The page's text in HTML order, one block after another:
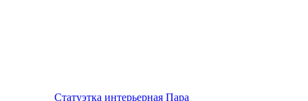
Статуэтка интерьерная Пара